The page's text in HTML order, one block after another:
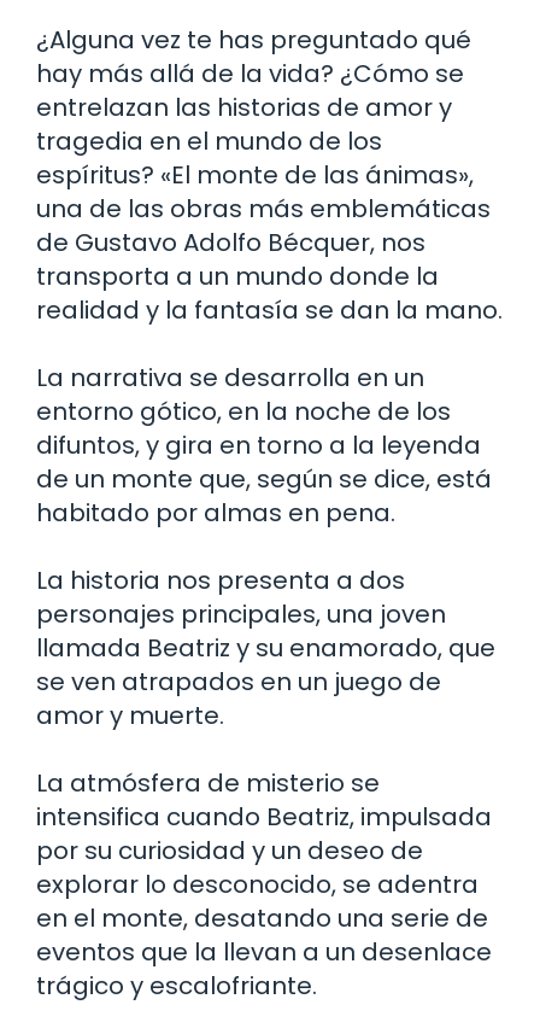
¿Alguna vez te has preguntado qué
hay más allá de la vida? ¿Cómo se
entrelazan las historias de amor y
tragedia en el mundo de los
espíritus? «El monte de las ánimas»,
una de las obras más emblemáticas
de Gustavo Adolfo Bécquer, nos
transporta a un mundo donde la
realidad y la fantasía se dan la mano.
La narrativa se desarrolla en un
entorno gótico, en la noche de los
difuntos, y gira en torno a la leyenda
de un monte que, según se dice, está
habitado por almas en pena.
La historia nos presenta a dos
personajes principales, una joven
llamada Beatriz y su enamorado, que
se ven atrapados en un juego de
amor y muerte.
La atmósfera de misterio se
intensifica cuando Beatriz, impulsada
por su curiosidad y un deseo de
explorar lo desconocido, se adentra
en el monte, desatando una serie de
eventos que la llevan a un desenlace
trágico y escalofriante.